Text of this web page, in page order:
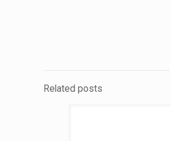
Related posts